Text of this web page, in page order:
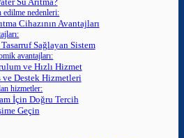
edilme nedenleri:
Cihazının Avantajları
Sağlayan Sistem
avantajları:
ve Hızlı Hizmet
ve Destek Hizmetleri
hizmetler:
İçin Doğru Tercih
Geçin